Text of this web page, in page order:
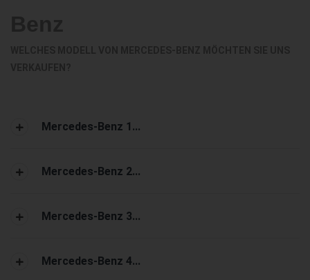
Mercedes-Benz 1...
Mercedes-Benz 2...
Mercedes-Benz 3...
Mercedes-Benz 4...